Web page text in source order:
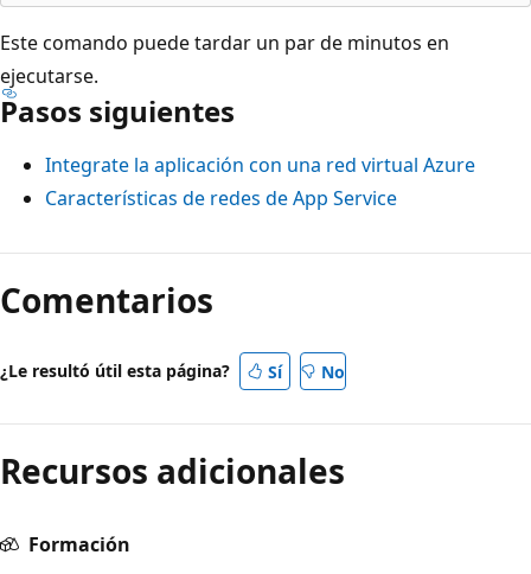
Este comando puede tardar un par de minutos en
ejecutarse.
Pasos siguientes
Integrate la aplicación con una red virtual Azure
Características de redes de App Service
Comentarios
¿Le resultó útil esta página? Sí No
Recursos adicionales
Formación